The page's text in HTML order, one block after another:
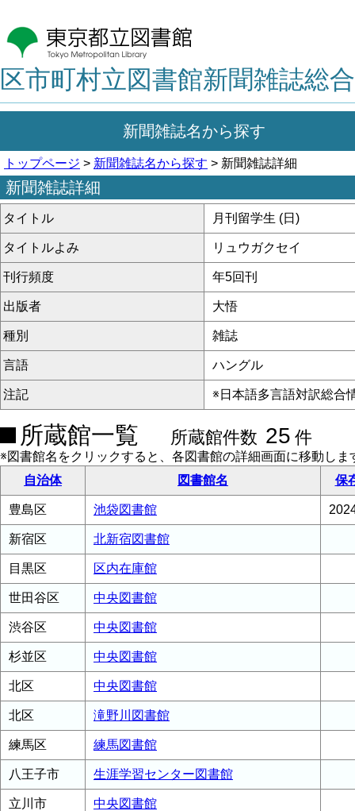
区市町村立図書館新聞雑誌総
新聞雑誌名から探す
トップページ > 新聞雑誌名から探す > 新聞雑誌詳細
新聞雑誌詳細
タイトル 月刊留学生 (日)
タイトルよみ リュウガクセイ
刊行頻度 年5回刊
出版者 大悟
種別 雑誌
言語 ハングル
注記 ※日本語多言語対訳総合
所蔵館一覧 所蔵館件数 25 件
※図書館名をクリックすると、各図書館の詳細画面に移動しま
自治体
図書館名 保
豊島区 池袋図書館
新宿区 北新宿図書館
目黒区 区内在庫館
世田谷区 中央図書館
渋谷区 中央図書館
杉並区 中央図書館
北区 中央図書館
北区 滝野川図書館
練馬区 練馬図書館
八王子市 生涯学習センター図書館
立川市 中央図書館